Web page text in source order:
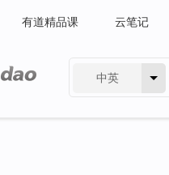
有道精品课 云笔记
中英